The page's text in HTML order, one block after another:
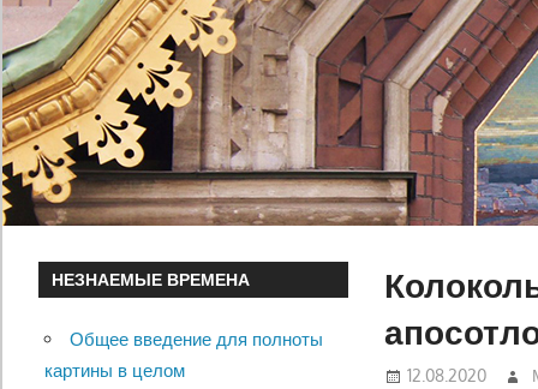
12.08.2020
НЕЗНАЕМЫЕ ВРЕМЕНА
Общее введение для полноты
картины в целом